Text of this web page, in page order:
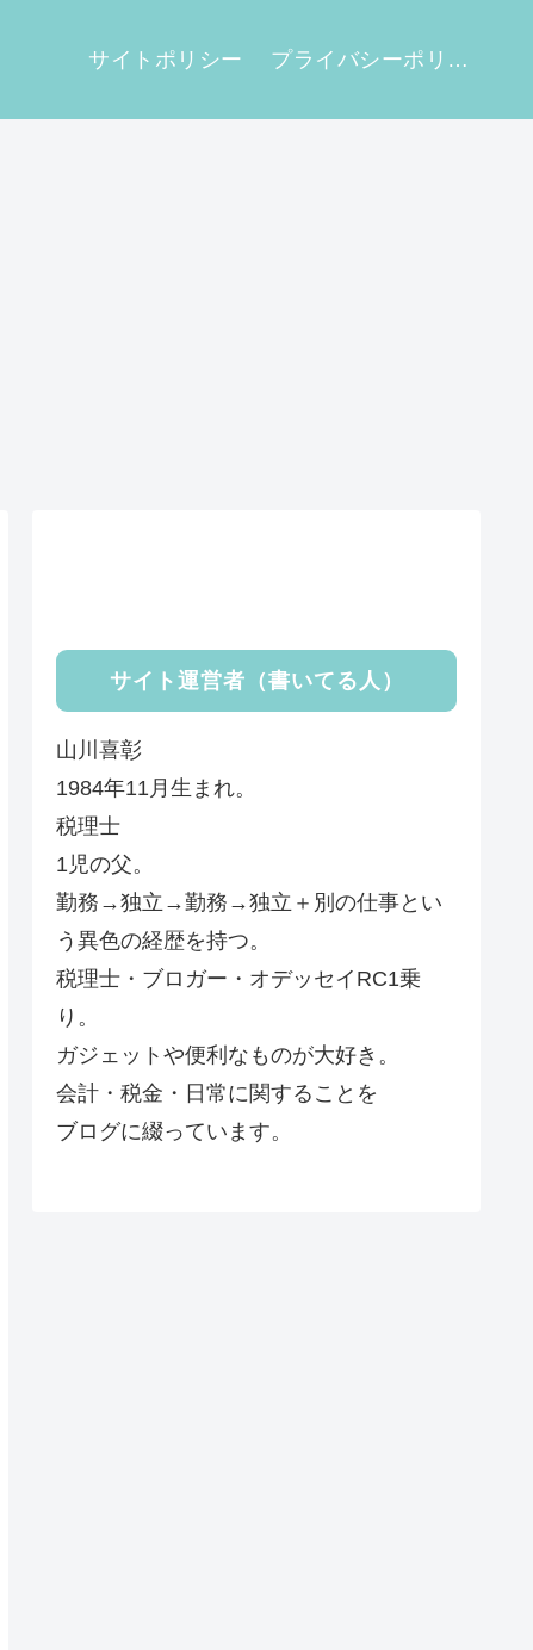
サイトポリシー プライバシーポリシー
サイト運営者（書いてる人）
山川喜彰
1984年11月生まれ。
税理士
1児の父。
勤務→独立→勤務→独立＋別の仕事とい
う異色の経歴を持つ。
税理士・ブロガー・オデッセイRC1乗
り。
ガジェットや便利なものが大好き。
会計・税金・日常に関することを
ブログに綴っています。